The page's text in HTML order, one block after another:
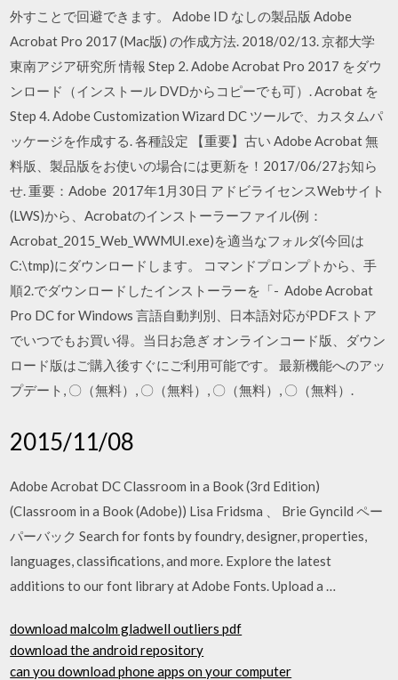
外すことで回避できます。 Adobe ID なしの製品版 Adobe
Acrobat Pro 2017 (Mac版) の作成方法. 2018/02/13. 京都大学
東南アジア研究所 情報 Step 2. Adobe Acrobat Pro 2017 をダウ
ンロード（インストール DVDからコピーでも可）. Acrobat を
Step 4. Adobe Customization Wizard DC ツールで、カスタムパ
ッケージを作成する. 各種設定 【重要】古い Adobe Acrobat 無
料版、製品版をお使いの場合には更新を！2017/06/27お知ら
せ. 重要：Adobe 2017年1月30日 アドビライセンスWebサイト
(LWS)から、Acrobatのインストーラーファイル(例：
Acrobat_2015_Web_WWMUI.exe)を適当なフォルダ(今回は
C:\tmp)にダウンロードします。 コマンドプロンプトから、手
順2.でダウンロードしたインストーラーを「- Adobe Acrobat
Pro DC for Windows 言語自動判別、日本語対応がPDFストア
でいつでもお買い得。当日お急ぎ オンラインコード版、ダウン
ロード版はご購入後すぐにご利用可能です。 最新機能へのアッ
プデート, 〇（無料）, 〇（無料）, 〇（無料）, 〇（無料）.
2015/11/08
Adobe Acrobat DC Classroom in a Book (3rd Edition)
(Classroom in a Book (Adobe)) Lisa Fridsma 、 Brie Gyncild ペー
パーバック Search for fonts by foundry, designer, properties,
languages, classifications, and more. Explore the latest
additions to our font library at Adobe Fonts. Upload a …
download malcolm gladwell outliers pdf
download the android repository
can you download phone apps on your computer